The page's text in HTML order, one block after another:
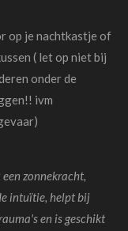
op je nachtkastje of
( let op niet bij
onder de
ivm
een zonnekracht,
intuïtie, helpt bij
en is geschikt